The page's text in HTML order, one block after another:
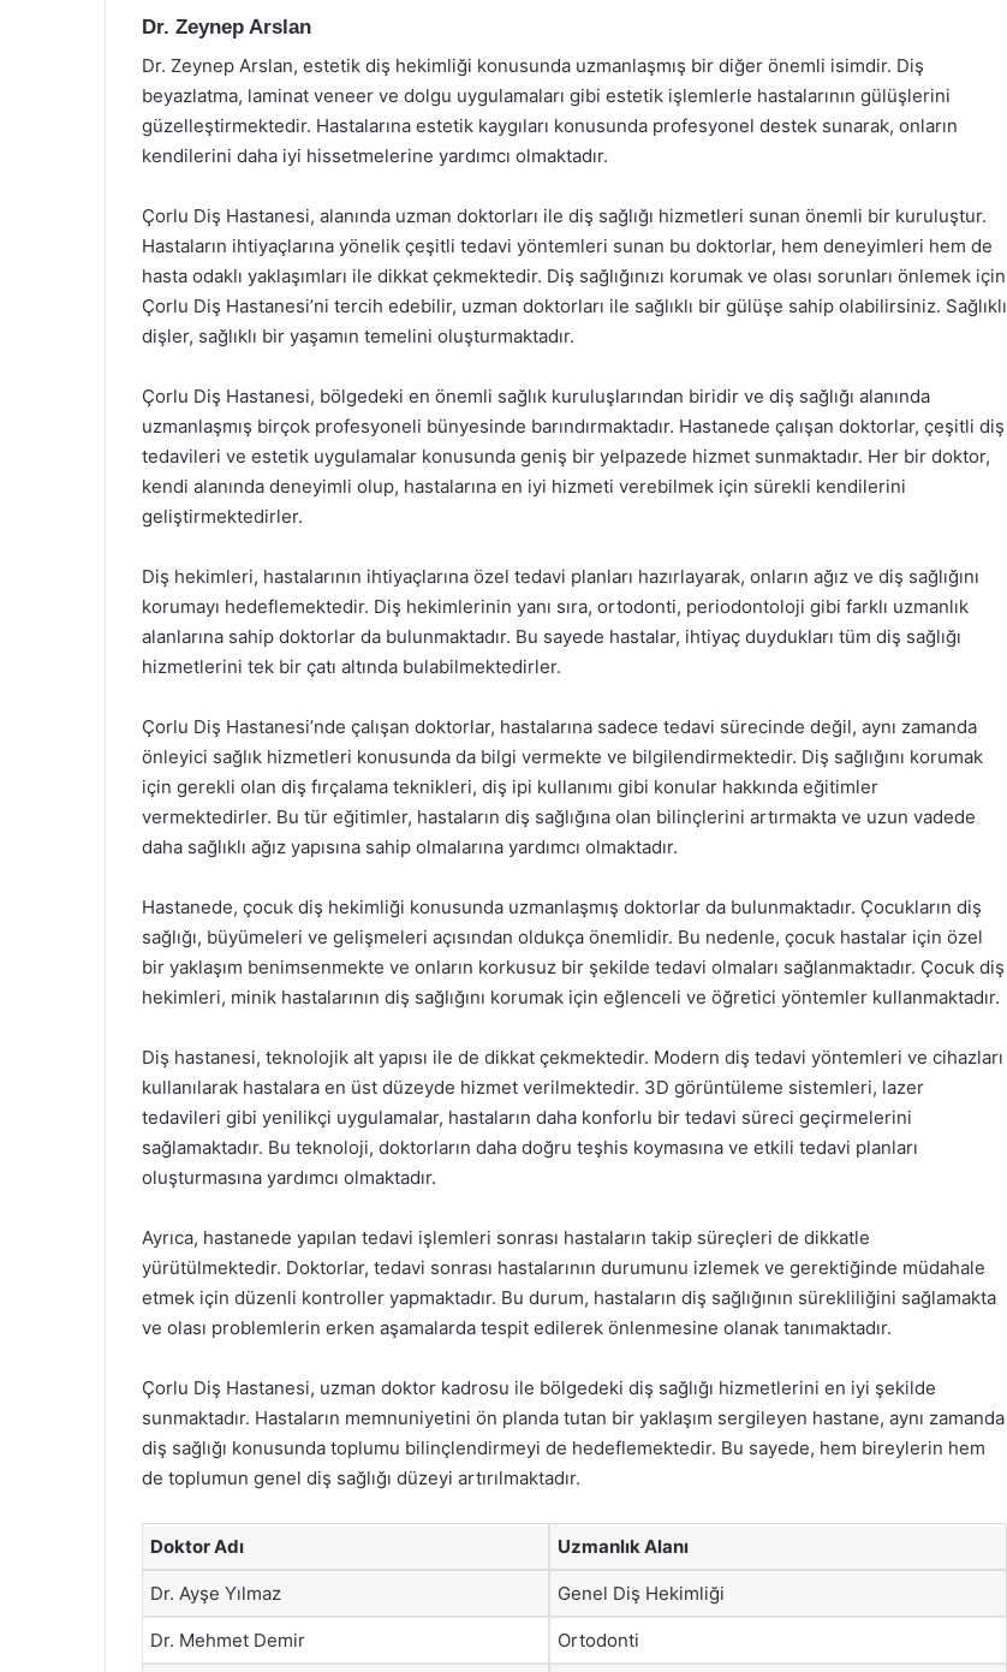
Dr. Zeynep Arslan
Dr. Zeynep Arslan, estetik diş hekimliği konusunda uzmanlaşmış bir diğer önemli isimdir. Diş
beyazlatma, laminat veneer ve dolgu uygulamaları gibi estetik işlemlerle hastalarının gülüşlerini
güzelleştirmektedir. Hastalarına estetik kaygıları konusunda profesyonel destek sunarak, onların
kendilerini daha iyi hissetmelerine yardımcı olmaktadır.
Çorlu Diş Hastanesi, alanında uzman doktorları ile diş sağlığı hizmetleri sunan önemli bir kuruluştur.
Hastaların ihtiyaçlarına yönelik çeşitli tedavi yöntemleri sunan bu doktorlar, hem deneyimleri hem de
hasta odaklı yaklaşımları ile dikkat çekmektedir. Diş sağlığınızı korumak ve olası sorunları önlemek için
Çorlu Diş Hastanesi’ni tercih edebilir, uzman doktorları ile sağlıklı bir gülüşe sahip olabilirsiniz. Sağlıklı
dişler, sağlıklı bir yaşamın temelini oluşturmaktadır.
Çorlu Diş Hastanesi, bölgedeki en önemli sağlık kuruluşlarından biridir ve diş sağlığı alanında
uzmanlaşmış birçok profesyoneli bünyesinde barındırmaktadır. Hastanede çalışan doktorlar, çeşitli diş
tedavileri ve estetik uygulamalar konusunda geniş bir yelpazede hizmet sunmaktadır. Her bir doktor,
kendi alanında deneyimli olup, hastalarına en iyi hizmeti verebilmek için sürekli kendilerini
geliştirmektedirler.
Diş hekimleri, hastalarının ihtiyaçlarına özel tedavi planları hazırlayarak, onların ağız ve diş sağlığını
korumayı hedeflemektedir. Diş hekimlerinin yanı sıra, ortodonti, periodontoloji gibi farklı uzmanlık
alanlarına sahip doktorlar da bulunmaktadır. Bu sayede hastalar, ihtiyaç duydukları tüm diş sağlığı
hizmetlerini tek bir çatı altında bulabilmektedirler.
Çorlu Diş Hastanesi’nde çalışan doktorlar, hastalarına sadece tedavi sürecinde değil, aynı zamanda
önleyici sağlık hizmetleri konusunda da bilgi vermekte ve bilgilendirmektedir. Diş sağlığını korumak
için gerekli olan diş fırçalama teknikleri, diş ipi kullanımı gibi konular hakkında eğitimler
vermektedirler. Bu tür eğitimler, hastaların diş sağlığına olan bilinçlerini artırmakta ve uzun vadede
daha sağlıklı ağız yapısına sahip olmalarına yardımcı olmaktadır.
Hastanede, çocuk diş hekimliği konusunda uzmanlaşmış doktorlar da bulunmaktadır. Çocukların diş
sağlığı, büyümeleri ve gelişmeleri açısından oldukça önemlidir. Bu nedenle, çocuk hastalar için özel
bir yaklaşım benimsenmekte ve onların korkusuz bir şekilde tedavi olmaları sağlanmaktadır. Çocuk diş
hekimleri, minik hastalarının diş sağlığını korumak için eğlenceli ve öğretici yöntemler kullanmaktadır.
Diş hastanesi, teknolojik alt yapısı ile de dikkat çekmektedir. Modern diş tedavi yöntemleri ve cihazları
kullanılarak hastalara en üst düzeyde hizmet verilmektedir. 3D görüntüleme sistemleri, lazer
tedavileri gibi yenilikçi uygulamalar, hastaların daha konforlu bir tedavi süreci geçirmelerini
sağlamaktadır. Bu teknoloji, doktorların daha doğru teşhis koymasına ve etkili tedavi planları
oluşturmasına yardımcı olmaktadır.
Ayrıca, hastanede yapılan tedavi işlemleri sonrası hastaların takip süreçleri de dikkatle
yürütülmektedir. Doktorlar, tedavi sonrası hastalarının durumunu izlemek ve gerektiğinde müdahale
etmek için düzenli kontroller yapmaktadır. Bu durum, hastaların diş sağlığının sürekliliğini sağlamakta
ve olası problemlerin erken aşamalarda tespit edilerek önlenmesine olanak tanımaktadır.
Çorlu Diş Hastanesi, uzman doktor kadrosu ile bölgedeki diş sağlığı hizmetlerini en iyi şekilde
sunmaktadır. Hastaların memnuniyetini ön planda tutan bir yaklaşım sergileyen hastane, aynı zamanda
diş sağlığı konusunda toplumu bilinçlendirmeyi de hedeflemektedir. Bu sayede, hem bireylerin hem
de toplumun genel diş sağlığı düzeyi artırılmaktadır.
Doktor Adı Uzmanlık Alanı
Dr. Ayşe Yılmaz Genel Diş Hekimliği
Dr. Mehmet Demir Ortodonti